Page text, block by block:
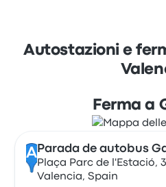
Autostazioni e
Ferma a
A Parada de autobus
Plaça Parc de l'Estació,
Valencia, Spain